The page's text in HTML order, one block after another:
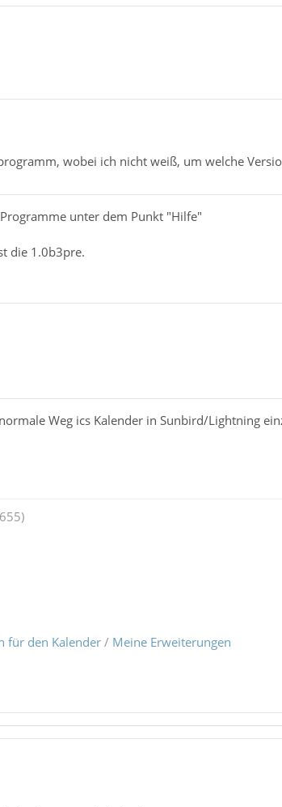
wobei ich nicht weiß, um welche
unter dem Punkt "Hilfe"
die 1.0b3pre.
Weg ics Kalender in Sunbird/Lightning
für den Kalender/ Meine Erweiterungen